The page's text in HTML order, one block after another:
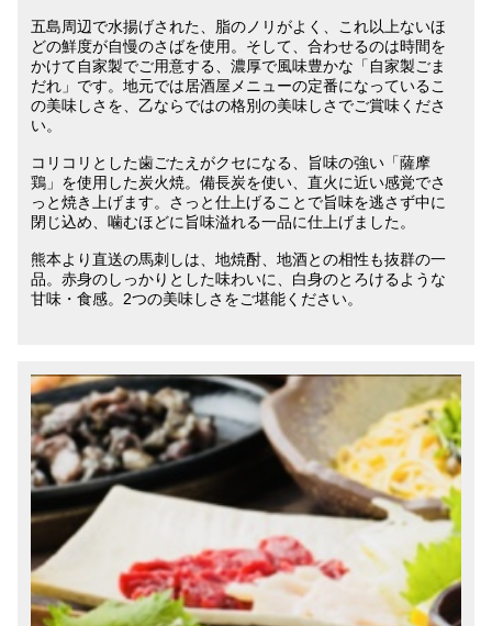
五島周辺で水揚げされた、脂のノリがよく、これ以上ないほ
どの鮮度が自慢のさばを使用。そして、合わせるのは時間を
かけて自家製でご用意する、濃厚で風味豊かな「自家製ごま
だれ」です。地元では居酒屋メニューの定番になっているこ
の美味しさを、乙ならではの格別の美味しさでご賞味くださ
い。
コリコリとした歯ごたえがクセになる、旨味の強い「薩摩
鶏」を使用した炭火焼。備長炭を使い、直火に近い感覚でさ
っと焼き上げます。さっと仕上げることで旨味を逃さず中に
閉じ込め、噛むほどに旨味溢れる一品に仕上げました。
熊本より直送の馬刺しは、地焼酎、地酒との相性も抜群の一
品。赤身のしっかりとした味わいに、白身のとろけるような
甘味・食感。2つの美味しさをご堪能ください。